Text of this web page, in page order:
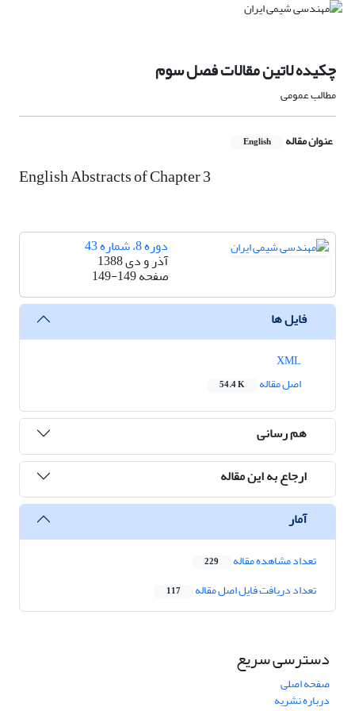
چکیده لاتین مقالات فصل سوم
مطالب عمومی
عنوان مقاله English
English Abstracts of Chapter 3
دوره 8، شماره 43
آذر و دی 1388
صفحه149-149
فایل ها
اصل مقاله
54.4 K
هم رسانی
ارجاع به این مقاله
آمار
تعداد مشاهده مقاله 229
تعداد دریافت فایل اصل مقاله 117
دسترسی سریع
صفحه اصلی
درباره نشریه